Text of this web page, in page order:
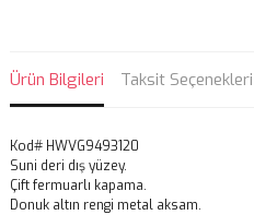
Ürün Bilgileri Taksit Seçenekleri
Kod# HWVG9493120
Suni deri dış yüzey.
Çift fermuarlı kapama.
Donuk altın rengi metal aksam.